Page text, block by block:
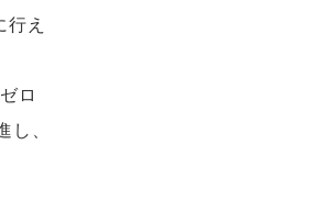
え
ロ
し、